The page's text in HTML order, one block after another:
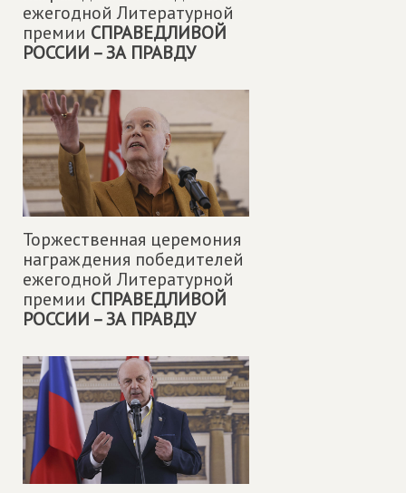
ежегодной Литературной
премии СПРАВЕДЛИВОЙ
РОССИИ – ЗА ПРАВДУ
Торжественная церемония
награждения победителей
ежегодной Литературной
премии СПРАВЕДЛИВОЙ
РОССИИ – ЗА ПРАВДУ